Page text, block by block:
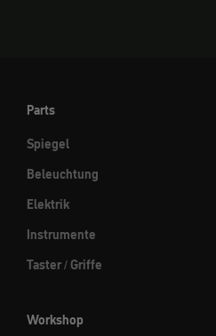
Parts
Spiegel
Beleuchtung
Elektrik
Instrumente
Taster / Griffe
Workshop